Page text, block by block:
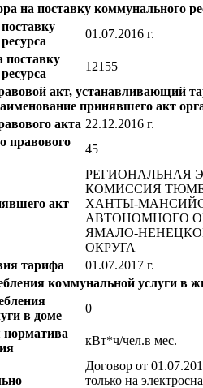
на поставку коммунального
01.07.2016 г.
поставку
12155
акт, устанавливающий
принявшего акт
акта 22.12.2016 г.
правового
45
акт
РЕГИОНАЛЬНАЯ
КОМИССИЯ
ХАНТЫ-
АВТОНОМНОГО
ЯМАЛО-
ОКРУГА
тарифа 01.07.2017 г.
коммунальной услуги в
в доме
0
норматива
кВт*ч/чел.в мес.
Договор от
только на